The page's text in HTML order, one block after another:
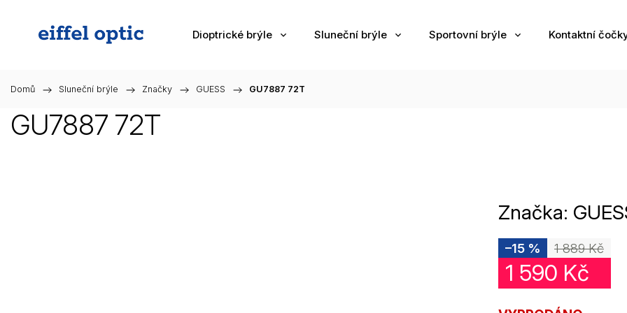
Dioptrické brýle Sluneční brýle Sportovní brýle Kontaktní
Domů / Sluneční brýle / Značky / GUESS / GU7887 72T
GU7887 72T
Značka:
1 889 Kč
–15 %
1 590 Kč